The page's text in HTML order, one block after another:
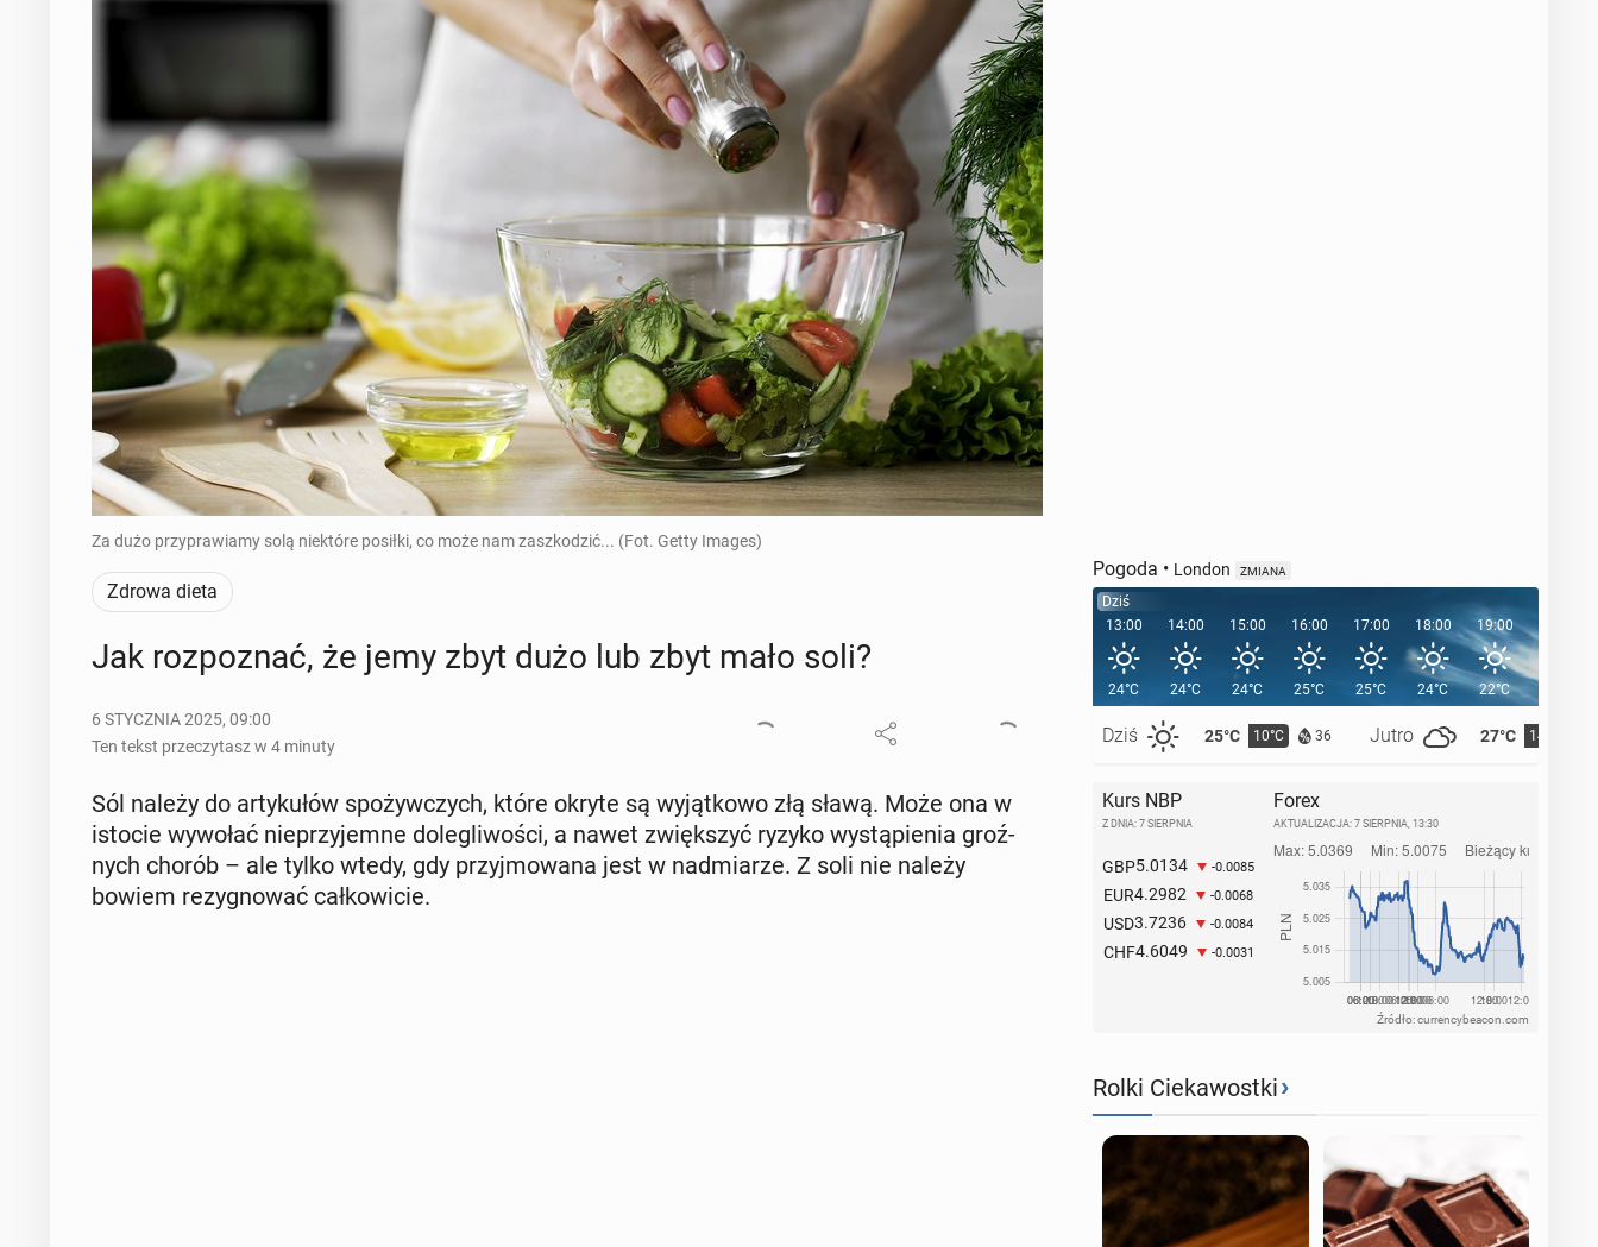
Za dużo przyprawiamy solą niektóre posiłki, co może nam zaszkodzić... (Fot. Getty Images)
Zdrowa dieta
Jak roz­po­znać, że jemy zbyt dużo lub zbyt mało soli?
6 STYCZNIA 2025, 09:00
Ten tekst przeczytasz w 4 minuty
Sól należy do ar­ty­ku­łów spo­żyw­czych, które okryte są wy­jąt­ko­wo złą sławą. Może ona w
istocie wywołać nie­przy­jem­ne do­le­gli­wo­ści, a nawet zwięk­szyć ryzyko wy­stą­pie­nia groź­
nych chorób – ale tylko wtedy, gdy przyj­mo­wa­na jest w nad­mia­rze. Z soli nie należy
bowiem re­zy­gno­wać cał­ko­wi­cie.
Pogoda • London ZMIANA
Dziś
13:00
24°C
Dziś 25°C 10°C 36 Jutro 27°C 14°C
14:00
24°C
15:00
24°C
16:00
25°C
17:00
25°C
18:00
24°C
19:00
22°C
20:00
Kurs NBP
Z DNIA: 7 SIERPNIA
GBP5.0134 -0.0085
EUR4.2982 -0.0068
USD3.7236 -0.0084
CHF4.6049 -0.0031
Forex
AKTUALIZACJA: 7 SIERPNIA, 13:30
Źródło: currencybeacon.com
Rolki Ciekawostki›